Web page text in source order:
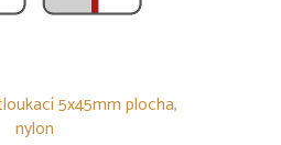
5x45mm plocha,
nylon